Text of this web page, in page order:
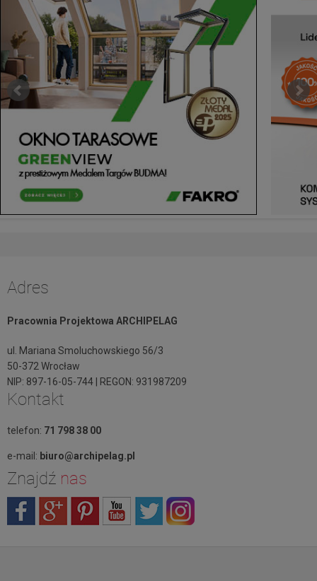
Adres
Pracownia Projektowa ARCHIPELAG
ul. Mariana Smoluchowskiego 56/3
50-372 Wrocław
NIP: 897-16-05-744 | REGON: 931987209
Kontakt
telefon: 71 798 38 00
e-mail: biuro@archipelag.pl
Znajdź nas